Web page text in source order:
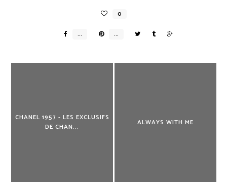
CHANEL 1957 - LES EXCLUSIFS
DE CHAN...
ALWAYS WITH ME